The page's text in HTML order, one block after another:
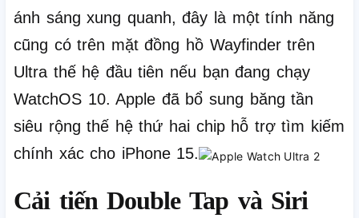
ánh sáng xung quanh, đây là một tính năng
cũng có trên mặt đồng hồ Wayfinder trên
Ultra thế hệ đầu tiên nếu bạn đang chạy
WatchOS 10. Apple đã bổ sung băng tần
siêu rộng thế hệ thứ hai chip hỗ trợ tìm kiếm
chính xác cho iPhone 15.
Cải tiến Double Tap và Siri